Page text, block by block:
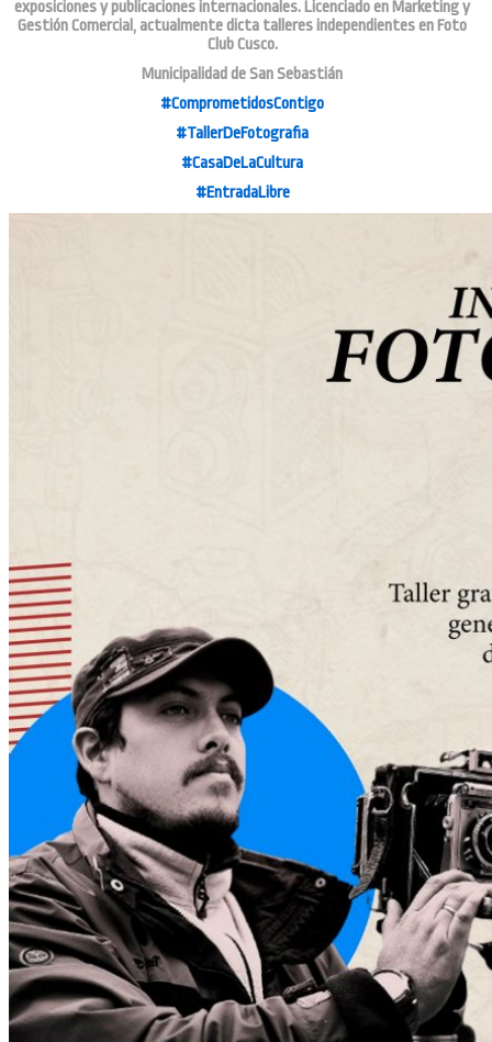
exposiciones y publicaciones internacionales. Licenciado en Marketing y
Gestión Comercial, actualmente dicta talleres independientes en Foto
Club Cusco.
Municipalidad de San Sebastián
#ComprometidosContigo
#TallerDeFotografia
#CasaDeLaCultura
#EntradaLibre